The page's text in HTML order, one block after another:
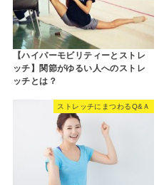
【ハイパーモビリティーとストレ
ッチ】関節がゆるい人へのストレ
ッチとは？
ストレッチにまつわるQ&Ａ